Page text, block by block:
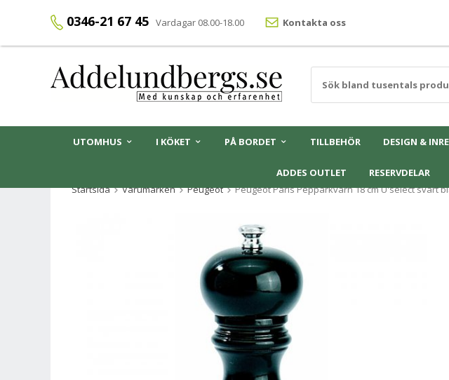
0346-21 67 45 Vardagar 08.00-18.00 Kontakta oss
UTOMHUS I KÖKET PÅ BORDET TILLBEHÖR DESIGN &
ADDES OUTLET RESERVDELAR
Startsida
Varumärken Peugeot Peugeot Paris Pepparkvarn 18 cm U'select svart